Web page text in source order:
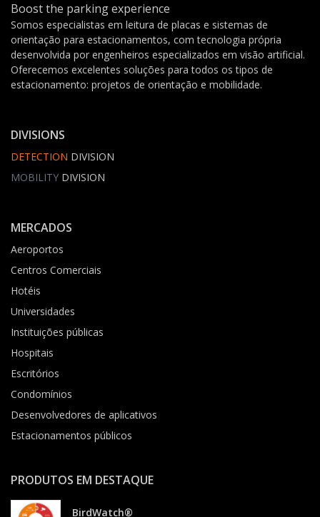
Boost the parking experience
Somos especialistas em leitura de placas e sistemas de
orientação para estacionamentos, com tecnologia própria
desenvolvida por engenheiros especializados em visão artificial.
Oferecemos excelentes soluções para todos os tipos de
estacionamento: projetos de orientação e mobilidade.
DIVISIONS
DETECTION DIVISION
MOBILITY DIVISION
MERCADOS
Aeroportos
Centros Comerciais
Hotéis
Universidades
Instituições públicas
Hospitais
Escritórios
Condomínios
Desenvolvedores de aplicativos
Estacionamentos públicos
PRODUTOS EM DESTAQUE
BirdWatch®